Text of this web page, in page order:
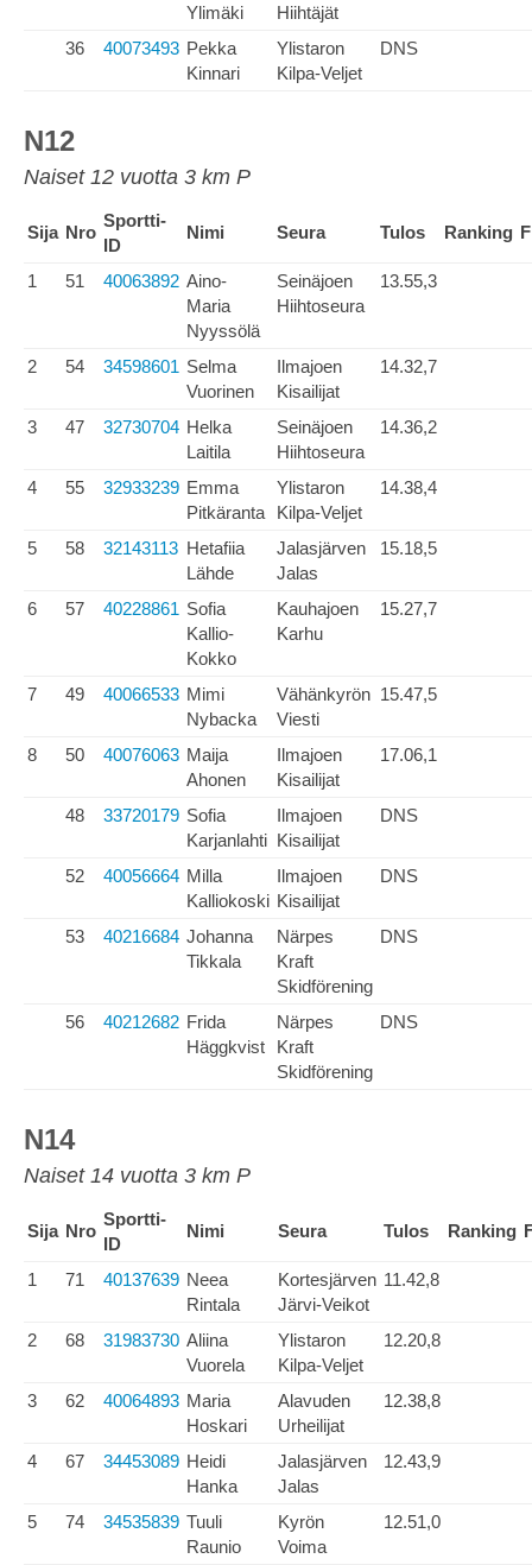
Ylimäki
Hiihtäjät
36
40073493 Pekka
Kinnari
Ylistaron
Kilpa-Veljet
DNS
N12
Naiset 12 vuotta 3 km P
Sija Nro
Sportti-
ID
Nimi Seura Tulos Ranking
1 51 40063892 Aino-
Maria
Nyyssölä
Seinäjoen
Hiihtoseura
13.55,3
2 54 34598601 Selma
Vuorinen
Ilmajoen
Kisailijat
14.32,7
3 47 32730704 Helka
Laitila
Seinäjoen
Hiihtoseura
14.36,2
4 55 32933239 Emma
Pitkäranta
Ylistaron
Kilpa-Veljet
14.38,4
5 58 32143113 Hetafiia
Lähde
Jalasjärven
Jalas
15.18,5
6 57 40228861 Sofia
Kallio-
Kokko
Kauhajoen
Karhu
15.27,7
7 49 40066533 Mimi
Nybacka
Vähänkyrön
Viesti
15.47,5
8 50 40076063 Maija
Ahonen
Ilmajoen
Kisailijat
17.06,1
48 33720179 Sofia
Karjanlahti
Ilmajoen
Kisailijat
DNS
52 40056664 Milla
Kalliokoski
Ilmajoen
Kisailijat
DNS
53 40216684 Johanna
Tikkala
Närpes
Kraft
Skidförening
DNS
56 40212682 Frida
Häggkvist
Närpes
Kraft
Skidförening
DNS
N14
Naiset 14 vuotta 3 km P
Sija Nro
Sportti-
ID
Nimi Seura Tulos Ranking
1 71 40137639 Neea
Rintala
Kortesjärven
Järvi-Veikot
11.42,8
2 68 31983730 Aliina
Vuorela
Ylistaron
Kilpa-Veljet
12.20,8
3 62 40064893 Maria
Hoskari
Alavuden
Urheilijat
12.38,8
4 67 34453089 Heidi
Hanka
Jalasjärven
Jalas
12.43,9
5 74 34535839 Tuuli
Raunio
Kyrön
Voima
12.51,0